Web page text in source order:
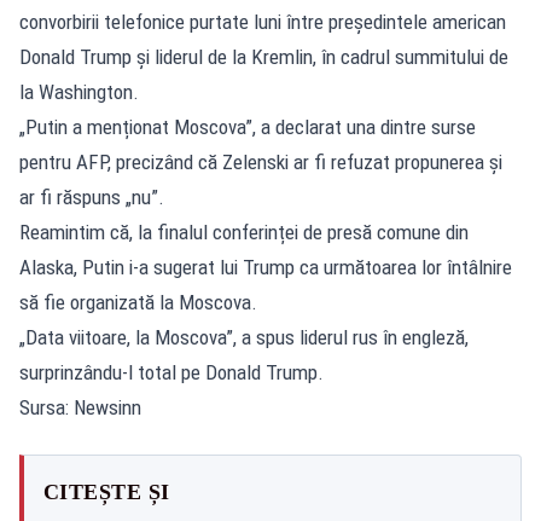
convorbirii telefonice purtate luni între președintele american
Donald Trump și liderul de la Kremlin, în cadrul summitului de
la Washington.
„Putin a menționat Moscova”, a declarat una dintre surse
pentru AFP, precizând că Zelenski ar fi refuzat propunerea și
ar fi răspuns „nu”.
Reamintim că, la finalul conferinței de presă comune din
Alaska, Putin i-a sugerat lui Trump ca următoarea lor întâlnire
să fie organizată la Moscova.
„Data viitoare, la Moscova”, a spus liderul rus în engleză,
surprinzându-l total pe Donald Trump.
Sursa: Newsinn
CITEȘTE ȘI